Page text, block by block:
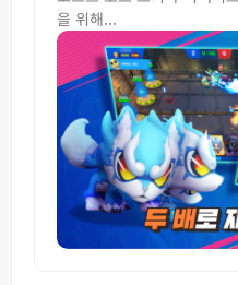
을 위해...